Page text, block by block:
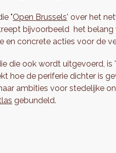
"Open Brussels' over het
bijvoorbeeld het
en concrete acties voor de
die ook wordt uitgevoerd, is '
hoe de periferie dichter is
ambities voor stedelijke
gebundeld.